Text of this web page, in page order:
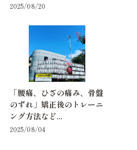
2025/08/20
「腰痛、ひざの痛み、骨盤
のずれ」矯正後のトレーニ
ング方法など...
2025/08/04